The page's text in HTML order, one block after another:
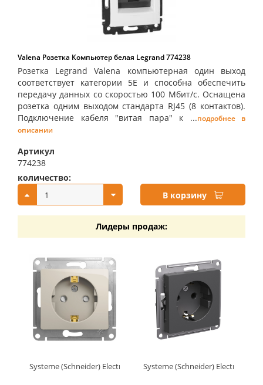
Valena Розетка Компьютер белая Legrand 774238
Розетка Legrand Valena компьютерная один выход
соответствует категории 5Е и способна обеспечить
передачу данных со скоростью 100 Мбит/с. Оснащена
розетка одним выходом стандарта RJ45 (8 контактов).
Подключение кабеля "витая пара" к ...подробнее в
описании
Артикул
774238
количество:
В корзину
Лидеры продаж:
Systeme (Schneider) Electric GLOSSA РОЗЕТКА с
Systeme (Schneider) Electric